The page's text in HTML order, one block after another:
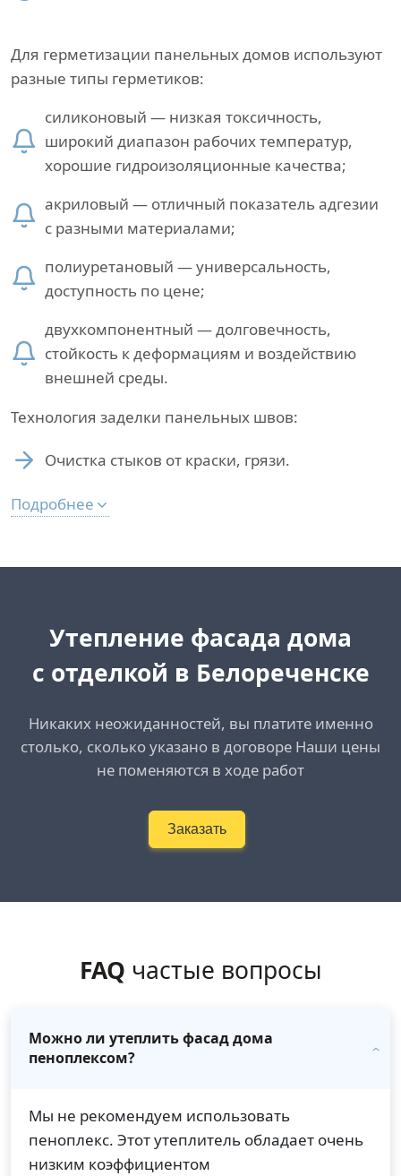
Для герметизации панельных домов используют
разные типы герметиков:
силиконовый — низкая токсичность,
широкий диапазон рабочих температур,
хорошие гидроизоляционные качества;
акриловый — отличный показатель адгезии
с разными материалами;
полиуретановый — универсальность,
доступность по цене;
двухкомпонентный — долговечность,
стойкость к деформациям и воздействию
внешней среды.
Технология заделки панельных швов:
Очистка стыков от краски, грязи.
Подробнее
Утепление фасада дома
с отделкой в Белореченске
Никаких неожиданностей, вы платите именно
столько, сколько указано в договоре Наши цены
не поменяются в ходе работ
Заказать
FAQ частые вопросы
Можно ли утеплить фасад дома
пеноплексом?
Мы не рекомендуем использовать
пеноплекс. Этот утеплитель обладает очень
низким коэффициентом